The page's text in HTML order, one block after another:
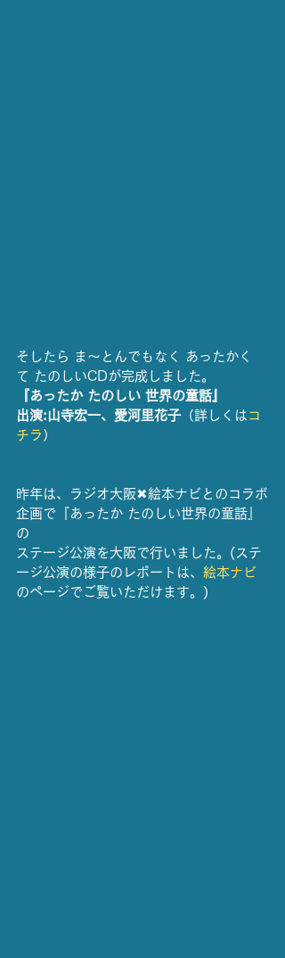
そしたら ま〜とんでもなく あったかく
て たのしいCDが完成しました。
『あったか たのしい 世界の童話』
出演:山寺宏一、愛河里花子 （詳しくは コ
チラ ）
昨年は、ラジオ大阪✖絵本ナビとのコラボ
企画で『あったか たのしい世界の童話』
の
ステージ公演を大阪で行いました。(ステ
ージ公演の様子のレポートは、 絵本ナビ
のページでご覧いただけます。)